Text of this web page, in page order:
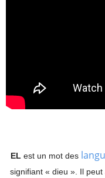
EL est un mot des
signifiant « dieu ». Il